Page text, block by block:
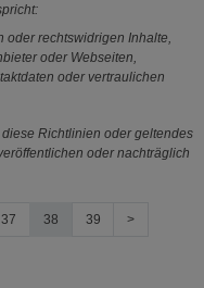
rechtswidrigen Inhalte,
oder Webseiten,
oder vertraulichen
Richtlinien oder geltendes
oder nachträglich
37 38 39 >